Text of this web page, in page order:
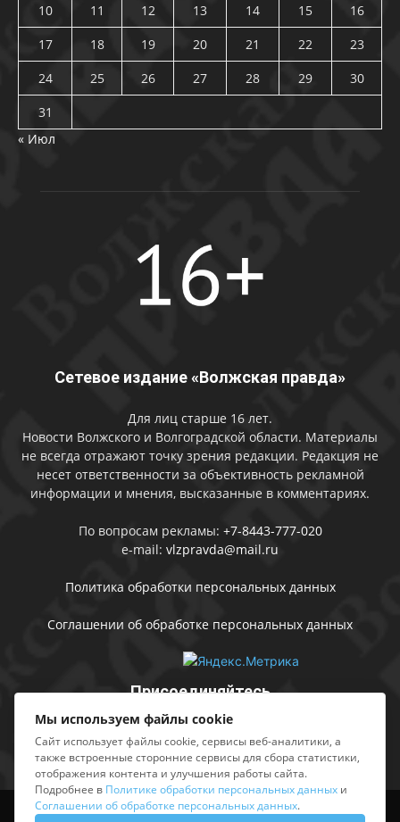
10
11 12 13 14 15
16
17
18 19 20 21 22
23
24
25 26 27 28 29
30
31
« Июл
Сетевое издание «Волжская правда»
Для лиц старше 16 лет.
Новости Волжского и Волгоградской области. Материалы
не всегда отражают точку зрения редакции. Редакция не
несет ответственности за объективность рекламной
информации и мнения, высказанные в комментариях.
По вопросам рекламы: +7-8443-777-020
e-mail: vlzpravda@mail.ru
Политика обработки персональных данных
Соглашении об обработке персональных данных
Присоединяйтесь
Выходные данные Sing in
Мы используем файлы cookie
Сайт использует файлы cookie, сервисы веб-аналитики, а
также встроенные сторонние сервисы для сбора статистики,
отображения контента и улучшения работы сайта.
Подробнее в Политике обработки персональных данных и
Соглашении об обработке персональных данных.